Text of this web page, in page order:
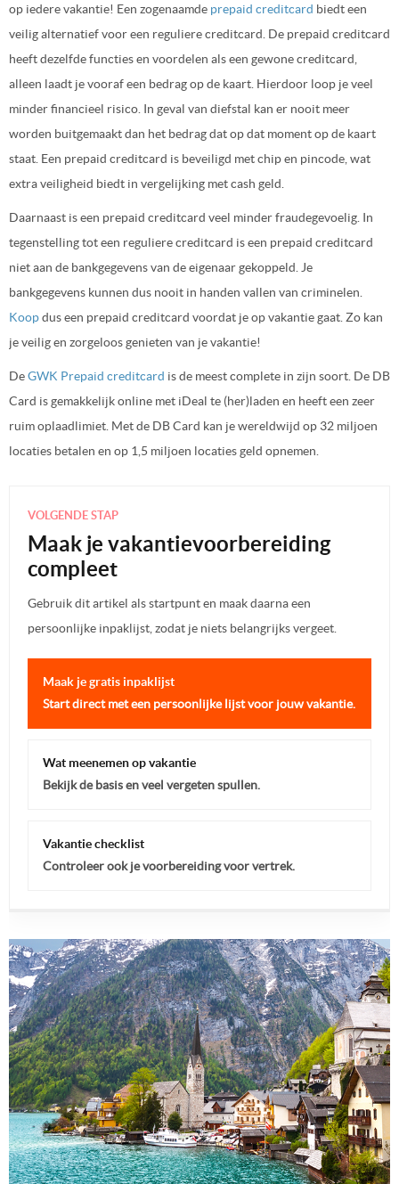
op iedere vakantie! Een zogenaamde prepaid creditcard biedt een
veilig alternatief voor een reguliere creditcard. De prepaid creditcard
heeft dezelfde functies en voordelen als een gewone creditcard,
alleen laadt je vooraf een bedrag op de kaart. Hierdoor loop je veel
minder financieel risico. In geval van diefstal kan er nooit meer
worden buitgemaakt dan het bedrag dat op dat moment op de kaart
staat. Een prepaid creditcard is beveiligd met chip en pincode, wat
extra veiligheid biedt in vergelijking met cash geld.
Daarnaast is een prepaid creditcard veel minder fraudegevoelig. In
tegenstelling tot een reguliere creditcard is een prepaid creditcard
niet aan de bankgegevens van de eigenaar gekoppeld. Je
bankgegevens kunnen dus nooit in handen vallen van criminelen.
Koopdus een prepaid creditcard voordat je op vakantie gaat. Zo kan
je veilig en zorgeloos genieten van je vakantie!
DeGWK Prepaid creditcard is de meest complete in zijn soort. De DB
Card is gemakkelijk online met iDeal te (her)laden en heeft een zeer
ruim oplaadlimiet. Met de DB Card kan je wereldwijd op 32 miljoen
locaties betalen en op 1,5 miljoen locaties geld opnemen.
VOLGENDE STAP
Maak je vakantievoorbereiding
compleet
Gebruik dit artikel als startpunt en maak daarna een
persoonlijke inpaklijst, zodat je niets belangrijks vergeet.
Maak je gratis inpaklijst
Start direct met een persoonlijke lijst voor jouw vakantie.
Wat meenemen op vakantie
Bekijk de basis en veel vergeten spullen.
Vakantie checklist
Controleer ook je voorbereiding voor vertrek.